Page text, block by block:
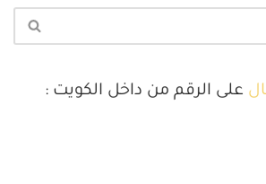
على الرقم من داخل الكويت :